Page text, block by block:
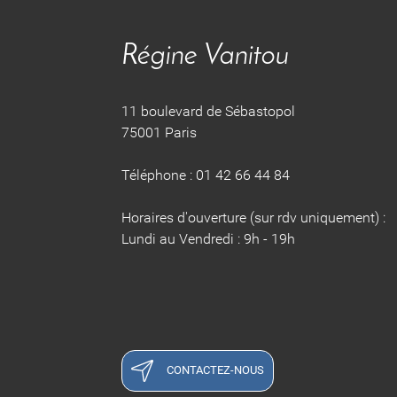
Régine Vanitou
11 boulevard de Sébastopol
75001 Paris
Téléphone : 01 42 66 44 84
Horaires d'ouverture (sur rdv uniquement) :
Lundi au Vendredi : 9h - 19h
CONTACTEZ-NOUS